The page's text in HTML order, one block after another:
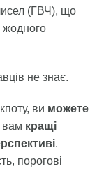
(ГВЧ), що
жодного
не знає.
ви можете
вам кращі
.
порогові